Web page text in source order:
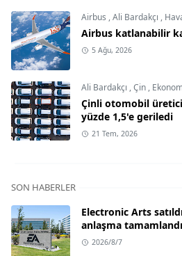
Airbus ,Ali Bardakçı ,
Airbus katlanabilir
5 Ağu, 2026
Ali Bardakçı ,Çin ,
Çinli otomobil
yüzde 1,5'e geriledi
21 Tem, 2026
SON HABERLER
Electronic Arts
anlaşma tamamlandı
2026/8/7